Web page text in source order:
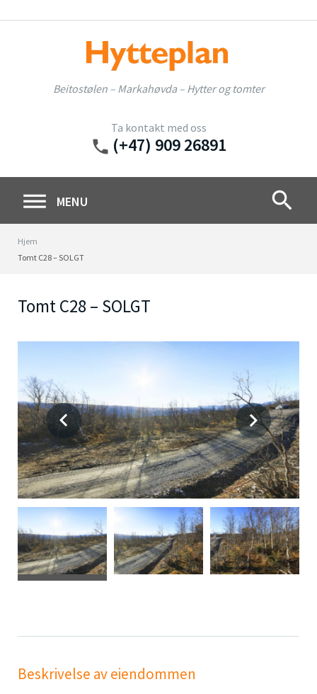
to
Beitostølen – Markahøvda – Hytter og tomter
Ta kontakt med oss
phone (+47) 909 26891
MENU search
Hjem
Tomt C28 – SOLGT
Tomt C28 – SOLGT
Beskrivelse av eiendommen